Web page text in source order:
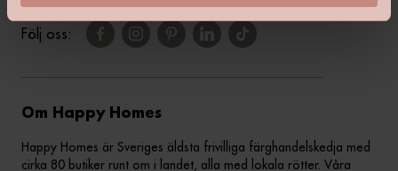
Följ oss:
Om Happy Homes
Happy Homes är Sveriges äldsta frivilliga färghandelskedja med
cirka 80 butiker runt om i landet, alla med lokala rötter. Våra